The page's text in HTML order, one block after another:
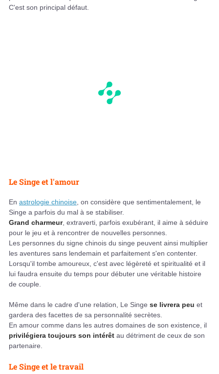
C'est son principal défaut.
Le Singe et l'amour
En astrologie chinoise , on considère que sentimentalement, le
Singe a parfois du mal à se stabiliser.
Grand charmeur, extraverti, parfois exubérant, il aime à séduire
pour le jeu et à rencontrer de nouvelles personnes.
Les personnes du signe chinois du singe peuvent ainsi multiplier
les aventures sans lendemain et parfaitement s'en contenter.
Lorsqu'il tombe amoureux, c'est avec légèreté et spiritualité et il
lui faudra ensuite du temps pour débuter une véritable histoire
de couple.
Même dans le cadre d'une relation, Le Singe se livrera peu et
gardera des facettes de sa personnalité secrètes.
En amour comme dans les autres domaines de son existence, il
privilégiera toujours son intérêt au détriment de ceux de son
partenaire.
Le Singe et le travail